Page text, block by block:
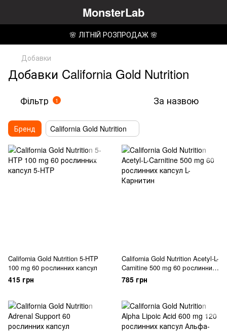
MonsterLab
🌸 ЛІТНІЙ РОЗПРОДАЖ 🌸
Добавки
Добавки California Gold Nutrition
Фільтр 1 За назвою
Бренд California Gold Nutrition
California Gold Nutrition 5-HTP
100 mg 60 рослинних капсул
415 грн
California Gold Nutrition Acetyl-L-
Carnitine 500 mg 60 рослинних
капсул
785 грн